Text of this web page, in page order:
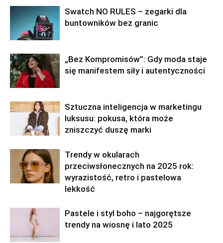
Swatch NO RULES – zegarki dla
buntowników bez granic
„Bez Kompromisów”: Gdy moda staje
się manifestem siły i autentyczności
Sztuczna inteligencja w marketingu
luksusu: pokusa, która może
zniszczyć duszę marki
Trendy w okularach
przeciwsłonecznych na 2025 rok:
wyrazistość, retro i pastelowa
lekkość
Pastele i styl boho – najgorętsze
trendy na wiosnę i lato 2025